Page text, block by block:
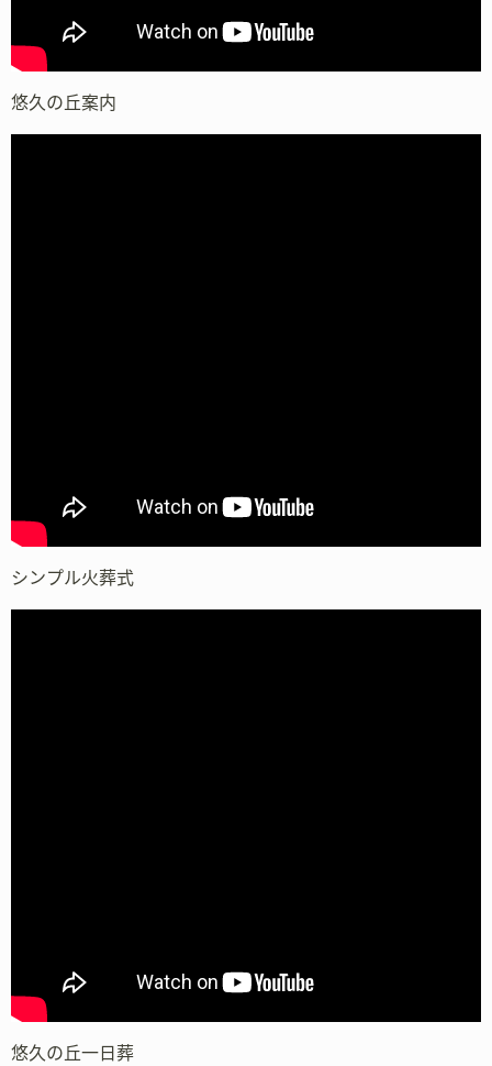
悠久の丘案内
シンプル火葬式
悠久の丘一日葬